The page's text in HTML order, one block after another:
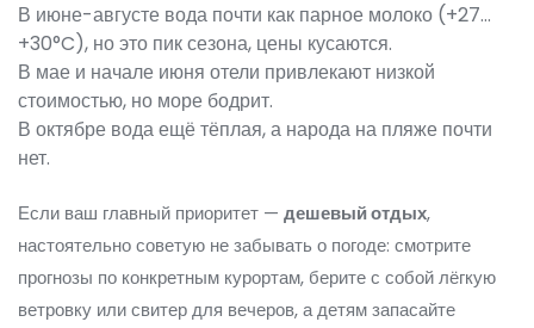
В июне-августе вода почти как парное молоко (+27…
+30°C), но это пик сезона, цены кусаются.
В мае и начале июня отели привлекают низкой
стоимостью, но море бодрит.
В октябре вода ещё тёплая, а народа на пляже почти
нет.
Если ваш главный приоритет — дешевый отдых,
настоятельно советую не забывать о погоде: смотрите
прогнозы по конкретным курортам, берите с собой лёгкую
ветровку или свитер для вечеров, а детям запасайте